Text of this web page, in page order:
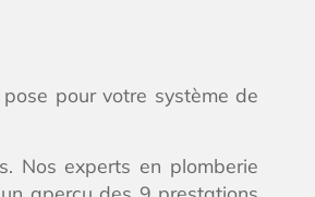
pour votre système de
Nos experts en plomberie